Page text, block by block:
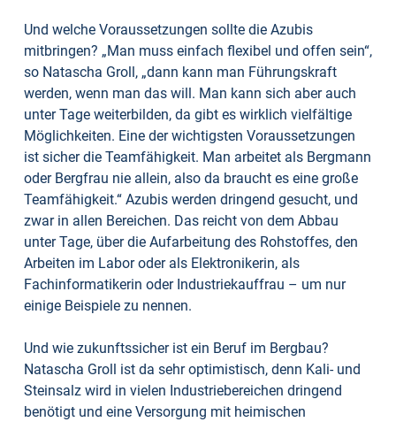
Und welche Voraussetzungen sollte die Azubis
mitbringen? „Man muss einfach flexibel und offen sein“,
so Natascha Groll, „dann kann man Führungskraft
werden, wenn man das will. Man kann sich aber auch
unter Tage weiterbilden, da gibt es wirklich vielfältige
Möglichkeiten. Eine der wichtigsten Voraussetzungen
ist sicher die Teamfähigkeit. Man arbeitet als Bergmann
oder Bergfrau nie allein, also da braucht es eine große
Teamfähigkeit.“ Azubis werden dringend gesucht, und
zwar in allen Bereichen. Das reicht von dem Abbau
unter Tage, über die Aufarbeitung des Rohstoffes, den
Arbeiten im Labor oder als Elektronikerin, als
Fachinformatikerin oder Industriekauffrau – um nur
einige Beispiele zu nennen.
Und wie zukunftssicher ist ein Beruf im Bergbau?
Natascha Groll ist da sehr optimistisch, denn Kali- und
Steinsalz wird in vielen Industriebereichen dringend
benötigt und eine Versorgung mit heimischen